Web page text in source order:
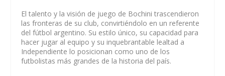
El talento y la visión de juego de Bochini trascendieron
las fronteras de su club, convirtiéndolo en un referente
del fútbol argentino. Su estilo único, su capacidad para
hacer jugar al equipo y su inquebrantable lealtad a
Independiente lo posicionan como uno de los
futbolistas más grandes de la historia del país.